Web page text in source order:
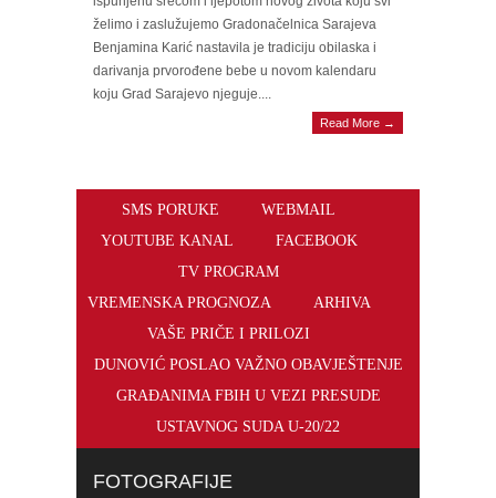
želimo i zaslužujemo Gradonačelnica Sarajeva
Benjamina Karić nastavila je tradiciju obilaska i
darivanja prvorođene bebe u novom kalendaru
koju Grad Sarajevo njeguje....
Read More →
SMS PORUKE
WEBMAIL
YOUTUBE KANAL
FACEBOOK
TV PROGRAM
VREMENSKA PROGNOZA
ARHIVA
VAŠE PRIČE I PRILOZI
DUNOVIĆ POSLAO VAŽNO OBAVJEŠTENJE
GRAĐANIMA FBIH U VEZI PRESUDE
USTAVNOG SUDA U-20/22
FOTOGRAFIJE